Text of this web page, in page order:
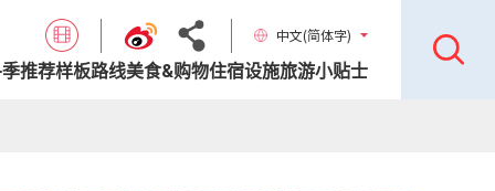
中文(简体字)
推荐样板路线美食&购物住宿设施旅游小贴士